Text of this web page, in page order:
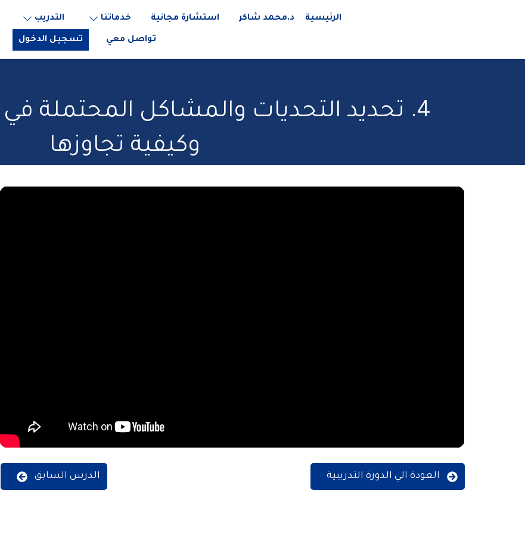
الرئيسية د.محمد شاكر استشارة مجانية خدماتنا التدريب
تواصل معي تسجيل الدخول
4. تحديد التحديات والمشاكل المحتملة في
وكيفية تجاوزها
العودة الي الدورة التدريبية الدرس السابق